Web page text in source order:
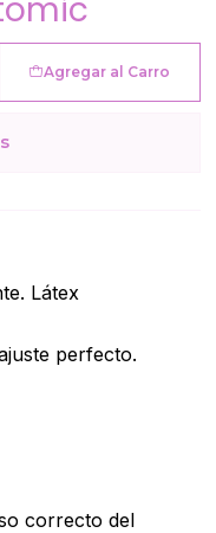
Agregar al Carro
Látex
perfecto.
correcto del